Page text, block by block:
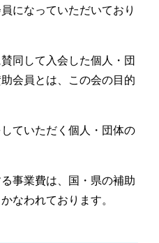
になっていただいており
同して入会した個人・団
会員とは、この会の目的
ていただく個人・団体の
事業費は、国・県の補助
なわれております。